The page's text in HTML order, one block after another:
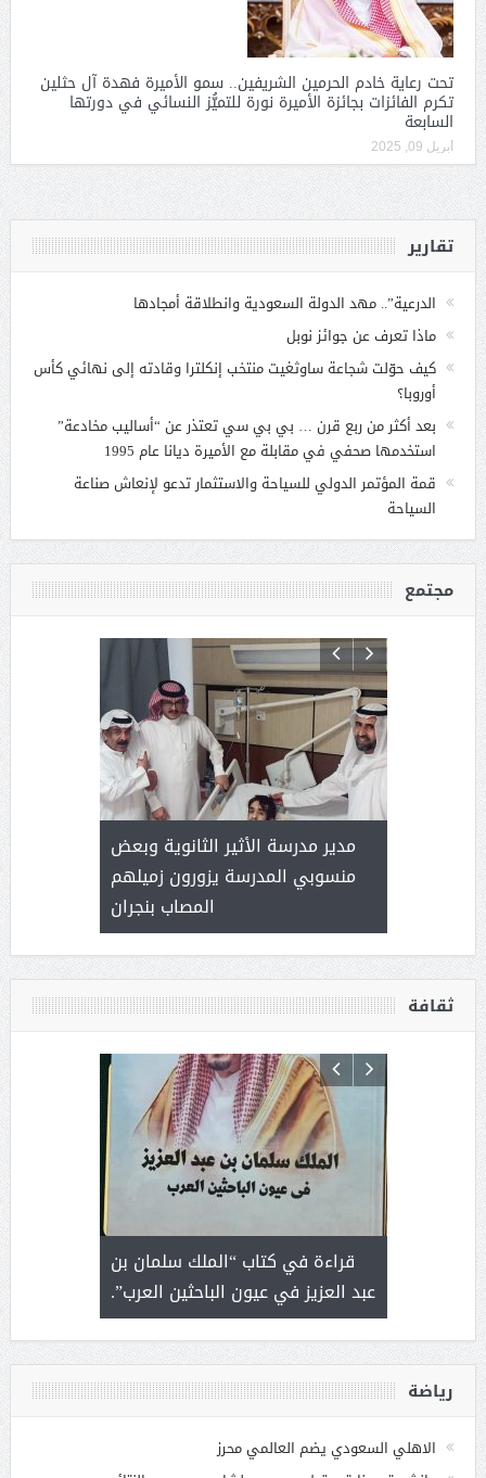
تحت رعاية خادم الحرمين الشريفين.. سمو الأميرة فهدة آل حثلين
تكرم الفائزات بجائزة الأميرة نورة للتميُّز النسائي في دورتها
السابعة
أبريل 09, 2025
تقارير
الدرعية”.. مهد الدولة السعودية وانطلاقة أمجادها
ماذا تعرف عن جوائز نوبل
كيف حوّلت شجاعة ساوثغيت منتخب إنكلترا وقادته إلى نهائي كأس
أوروبا؟
بعد أكثر من ربع قرن … بي بي سي تعتذر عن “أساليب مخادعة”
استخدمها صحفي في مقابلة مع الأميرة ديانا عام 1995
قمة المؤتمر الدولي للسياحة والاستثمار تدعو لإنعاش صناعة
السياحة
مجتمع
( محمد
مدير مدرسة الأثير الثانوية وبعض
منسوبي المدرسة يزورون زميلهم
المصاب بنجران
) .. ميراث
ثقافة
قراءة في كتاب “الملك سلمان بن
عبد العزيز في عيون الباحثين العرب”.
لايعرف
رياضة
الاهلي السعودي يضم العالمي محرز